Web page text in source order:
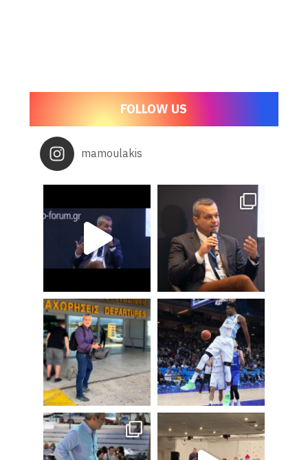
mamoulakis
FOLLOW US